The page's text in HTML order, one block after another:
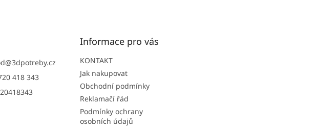
@3dpotreby.cz
418 343
Informace pro vás
KONTAKT
Jak nakupovat
Obchodní podmínky
Reklamačí řád
Podmínky ochrany
osobních údajů